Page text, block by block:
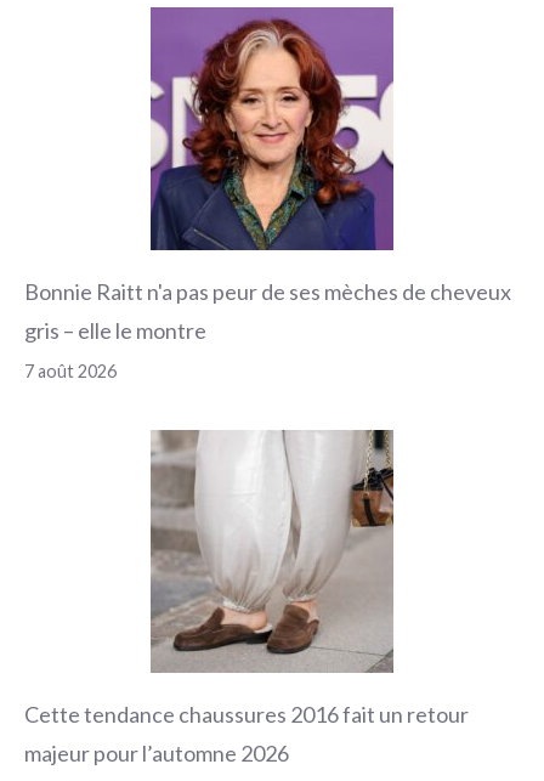
Bonnie Raitt n'a pas peur de ses mèches de cheveux
gris – elle le montre
7 août 2026
Cette tendance chaussures 2016 fait un retour
majeur pour l’automne 2026